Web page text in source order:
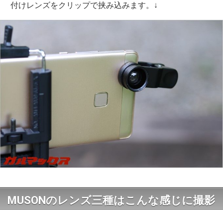
付けレンズをクリップで挟み込みます。↓
MUSONのレンズ三種はこんな感じに撮影